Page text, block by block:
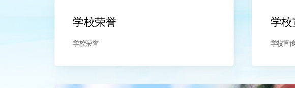
学校荣誉
学校荣誉
学
学校宣